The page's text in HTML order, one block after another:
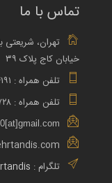
تماس با ما
تهران، شریعتی
خیابان کاج پلاک ۳۹
تلفن همراه : ۰۹۱۲۹۶۱۴۱۹۱ (سعید حقی – مدیر فروش)
تلفن همراه : ۰۹۰۵۵۸۵۹۷۲۸ (کارشناس فروش)
تلگرام :